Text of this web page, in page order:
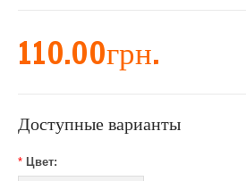
110.00грн.
Доступные варианты
* Цвет: